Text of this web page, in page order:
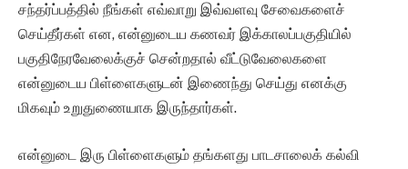
சந்தர்ப்பத்தில் நீங்கள் எவ்வாறு இவ்வளவு சேவைகளைச்
செய்தீர்கள் என, என்னுடைய கணவர் இக்காலப்பகுதியில்
பகுதிநேரவேலைக்குச் சென்றதால் வீட்டுவேலைகளை
என்னுடைய பிள்ளைகளுடன் இணைந்து செய்து எனக்கு
மிகவும் உறுதுணையாக இருந்தார்கள்.
என்னுடை இரு பிள்ளைகளும் தங்களது பாடசாலைக் கல்வி